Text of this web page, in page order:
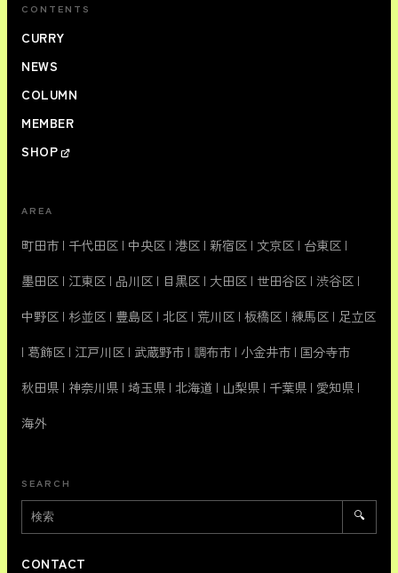
CONTENTS
CURRY
NEWS
COLUMN
MEMBER
SHOP
AREA
町田市 | 千代田区 | 中央区 | 港区 | 新宿区 | 文京区 | 台東区 |
墨田区 | 江東区 | 品川区 | 目黒区 | 大田区 | 世田谷区 | 渋谷区 |
中野区 | 杉並区 | 豊島区 | 北区 | 荒川区 | 板橋区 | 練馬区 | 足立区
| 葛飾区 | 江戸川区 | 武蔵野市 | 調布市 | 小金井市 | 国分寺市
秋田県 | 神奈川県 | 埼玉県 | 北海道 | 山梨県 | 千葉県 | 愛知県 |
海外
SEARCH
🔍
CONTACT